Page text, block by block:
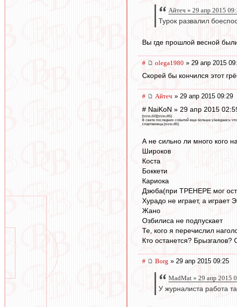
Айтеч » 29 апр 2015
Турок развалил
Вы где прошлой весной
# olega1980 » 29 апр 2015
Скорей бы кончился этот
# Айтеч » 29 апр 2015 09:29
# NaiKoN » 29 апр 2015
[size=50][size=85]
В свете последних событий еще больше убеждаюсь
спартаковца.[size=85]
А не сильно ли много кого
Широков
Коста
Боккети
Кариока
Дзюба(при ТРЕНЕРЕ мог
Хурадо не играет, а играет
Жано
Озбилиса не подпускает
Те, кого я перечислил
Кто останется? Брызгалов?
# Borg » 29 апр 2015 09:25
MadMat » 29 апр 2015
У журналиста работа